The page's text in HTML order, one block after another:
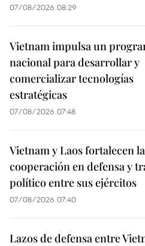
07/08/2026 08:29
Vietnam impulsa un
nacional para desarrollar y
comercializar tecnologías
estratégicas
07/08/2026 07:48
Vietnam y Laos fortalecen la
cooperación en defensa y
político entre sus ejércitos
07/08/2026 07:40
Lazos de defensa entre